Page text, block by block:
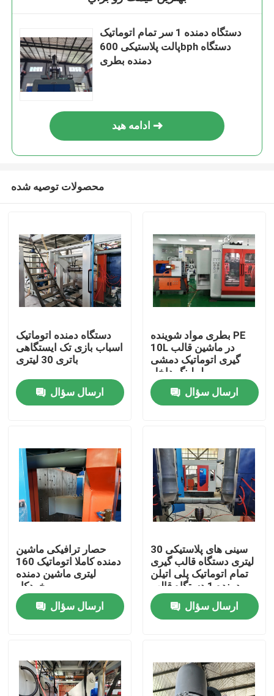
خانه
دربارهی ما
محصولات
نمایش VR
ماشین قالب گیری دمشی اتوماتیک
دستگاه قالب گیری دمشی بطری پلاستیکی
ماشین قالب گیری PP ضربه
دستگاه دمنده 1 سر تمام اتوماتیک
پالت پلاستیکی 600bph دستگاه
دمنده بطری
ادامه هید
محصولات توصیه شده
دستگاه دمنده اتوماتیک
اسباب بازی تک ایستگاهی
باتری 30 لیتری
ارسال سؤال
بطری مواد شوینده PE
10L در ماشین قالب
گیری اتوماتیک دمشی
لیبلینگ داخل
ارسال سؤال
حصار ترافیکی ماشین
دمنده کاملا اتوماتیک 160
لیتری ماشین دمنده
خودکار
ارسال سؤال
سینی های پلاستیکی 30
لیتری دستگاه قالب گیری
تمام اتوماتیک پلی اتیلن
دمنده 1 دستگاه قالب
گیری سر انباشته کننده
ارسال سؤال